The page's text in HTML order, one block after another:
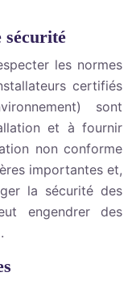
sécurité
les normes
certifiés
sont
et à fournir
non conforme
importantes et,
la sécurité des
engendrer des